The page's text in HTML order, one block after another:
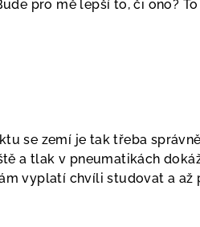
pro mě lepší to, či ono? To
se zemí je tak třeba správně
a tlak v pneumatikách
vyplatí chvíli studovat a až